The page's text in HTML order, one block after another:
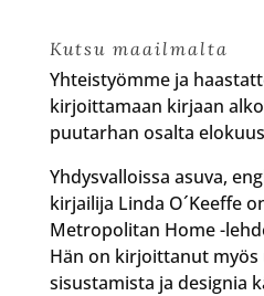
Kutsu maailmalta
Yhteistyömme ja
kirjoittamaan kirjaan
puutarhan osalta
Yhdysvalloissa asuva,
kirjailija Linda O´Keeffe
Metropolitan Home -
Hän on kirjoittanut myös
sisustamista ja designia